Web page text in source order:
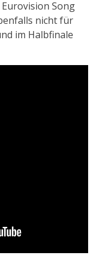
Song
nicht für
im Halbfinale